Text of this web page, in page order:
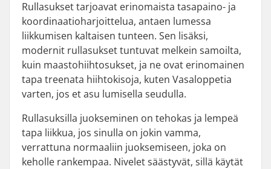
Rullasukset tarjoavat erinomaista tasapaino- ja
koordinaatioharjoittelua, antaen lumessa
liikkumisen kaltaisen tunteen. Sen lisäksi,
modernit rullasukset tuntuvat melkein samoilta,
kuin maastohiihtosukset, ja ne ovat erinomainen
tapa treenata hiihtokisoja, kuten Vasaloppetia
varten, jos et asu lumisella seudulla.
Rullasuksilla juokseminen on tehokas ja lempeä
tapa liikkua, jos sinulla on jokin vamma,
verrattuna normaaliin juoksemiseen, joka on
keholle rankempaa. Nivelet säästyvät, sillä käytät